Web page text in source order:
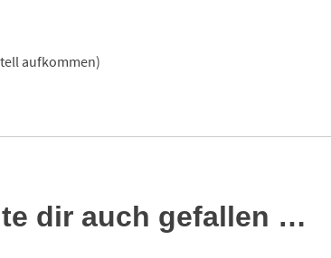
aufkommen)
dir auch gefallen …